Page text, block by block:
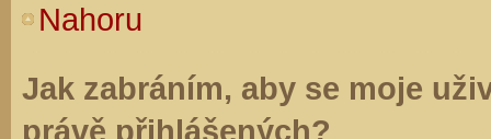
Nahoru
Jak zabráním, aby se moje
právě přihlášených?